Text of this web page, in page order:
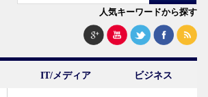
人気キーワードから探す
IT/メディア ビジネス